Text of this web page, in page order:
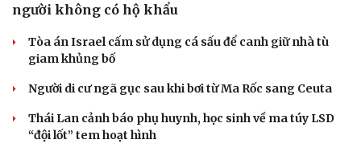
người không có hộ khẩu
Tòa án Israel cấm sử dụng cá sấu để canh giữ nhà tù
giam khủng bố
Người di cư ngã gục sau khi bơi từ Ma Rốc sang Ceuta
Thái Lan cảnh báo phụ huynh, học sinh về ma túy LSD
“đội lốt” tem hoạt hình